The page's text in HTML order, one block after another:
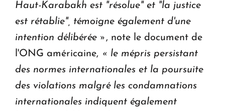
Haut-Karabakh est "résolue" et "la justice
est rétablie", témoigne également d'une
intention délibérée » , note le document de
l'ONG américaine, « le mépris persistant
des normes internationales et la poursuite
des violations malgré les condamnations
internationales indiquent également